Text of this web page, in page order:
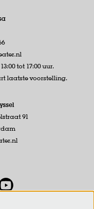
tot 17:00 uur.
laatste voorstelling.
91